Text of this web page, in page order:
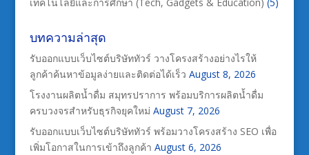
เทคโนโลยีและการศึกษา (Tech, Gadgets & Education) (5)
บทความล่าสุด
รับออกแบบเว็บไซต์บริษัททัวร์ วางโครงสร้างอย่างไรให้
ลูกค้าค้นหาข้อมูลง่ายและติดต่อได้เร็ว August 8, 2026
โรงงานผลิตน้ำดื่ม สมุทรปราการ พร้อมบริการผลิตน้ำดื่ม
ครบวงจรสำหรับธุรกิจยุคใหม่ August 7, 2026
รับออกแบบเว็บไซต์บริษัททัวร์ พร้อมวางโครงสร้าง SEO เพื่อ
เพิ่มโอกาสในการเข้าถึงลูกค้า August 6, 2026